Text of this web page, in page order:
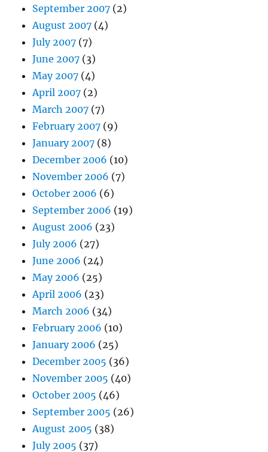
September 2007 (2)
August 2007 (4)
July 2007 (7)
June 2007 (3)
May 2007 (4)
April 2007 (2)
March 2007 (7)
February 2007 (9)
January 2007 (8)
December 2006 (10)
November 2006 (7)
October 2006 (6)
September 2006 (19)
August 2006 (23)
July 2006 (27)
June 2006 (24)
May 2006 (25)
April 2006 (23)
March 2006 (34)
February 2006 (10)
January 2006 (25)
December 2005 (36)
November 2005 (40)
October 2005 (46)
September 2005 (26)
August 2005 (38)
July 2005 (37)